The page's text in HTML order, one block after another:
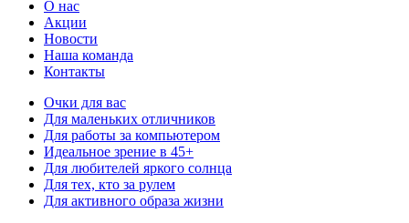
О нас
Акции
Новости
Наша команда
Контакты
Очки для вас
Для маленьких отличников
Для работы за компьютером
Идеальное зрение в 45+
Для любителей яркого солнца
Для тех, кто за рулем
Для активного образа жизни